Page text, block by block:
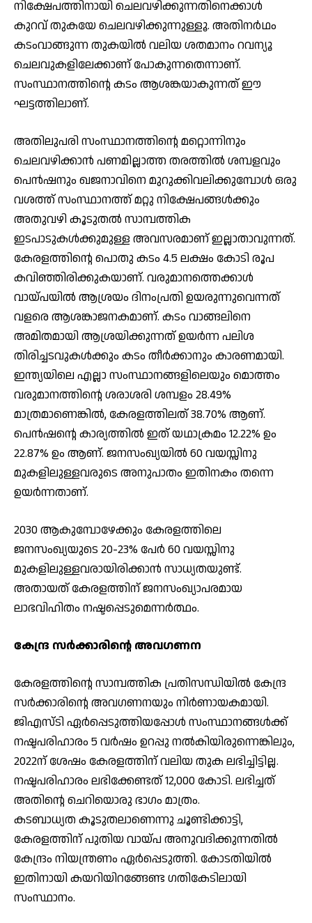
നിക്ഷേപത്തിനായി ചെലവഴിക്കുന്നതിനെക്കാള്‍
കുറവ് തുകയേ ചെലവഴിക്കുന്നുള്ളൂ. അതിനര്‍ഥം
കടംവാങ്ങുന്ന തുകയില്‍ വലിയ ശതമാനം റവന്യൂ
ചെലവുകളിലേക്കാണ് പോകുന്നതെന്നാണ്.
സംസ്ഥാനത്തിന്റെ കടം ആശങ്കയാകുന്നത് ഈ
ഘട്ടത്തിലാണ്.
അതിലുപരി സംസ്ഥാനത്തിന്റെ മറ്റൊന്നിനും
ചെലവഴിക്കാന്‍ പണമില്ലാത്ത തരത്തില്‍ ശമ്പളവും
പെന്‍ഷനും ഖജനാവിനെ മുറുക്കിവലിക്കുമ്പോള്‍ ഒരു
വശത്ത് സംസ്ഥാനത്ത് മറ്റു നിക്ഷേപങ്ങള്‍ക്കും
അതുവഴി കൂടുതല്‍ സാമ്പത്തിക
ഇടപാടുകള്‍ക്കുമുള്ള അവസരമാണ് ഇല്ലാതാവുന്നത്.
കേരളത്തിന്റെ പൊതു കടം 4.5 ലക്ഷം കോടി രൂപ
കവിഞ്ഞിരിക്കുകയാണ്. വരുമാനത്തെക്കാള്‍
വായ്പയില്‍ ആശ്രയം ദിനംപ്രതി ഉയരുന്നുവെന്നത്
വളരെ ആശങ്കാജനകമാണ്. കടം വാങ്ങലിനെ
അമിതമായി ആശ്രയിക്കുന്നത് ഉയര്‍ന്ന പലിശ
തിരിച്ചടവുകള്‍ക്കും കടം തീര്‍ക്കാനും കാരണമായി.
ഇന്ത്യയിലെ എല്ലാ സംസ്ഥാനങ്ങളിലെയും മൊത്തം
വരുമാനത്തിന്റെ ശരാശരി ശമ്പളം 28.49%
മാത്രമാണെങ്കില്‍, കേരളത്തിലത് 38.70% ആണ്.
പെന്‍ഷന്റെ കാര്യത്തില്‍ ഇത് യഥാക്രമം 12.22% ഉം
22.87% ഉം ആണ്. ജനസംഖ്യയില്‍ 60 വയസ്സിനു
മുകളിലുള്ളവരുടെ അനുപാതം ഇതിനകം തന്നെ
ഉയര്‍ന്നതാണ്.
2030 ആകുമ്പോഴേക്കും കേരളത്തിലെ
ജനസംഖ്യയുടെ 20-23% പേര്‍ 60 വയസ്സിനു
മുകളിലുള്ളവരായിരിക്കാന്‍ സാധ്യതയുണ്ട്.
അതായത് കേരളത്തിന് ജനസംഖ്യാപരമായ
ലാഭവിഹിതം നഷ്ടപ്പെടുമെന്നര്‍ത്ഥം.
കേന്ദ്ര സര്‍ക്കാരിന്റെ അവഗണന
കേരളത്തിന്റെ സാമ്പത്തിക പ്രതിസന്ധിയില്‍ കേന്ദ്ര
സര്‍ക്കാരിന്റെ അവഗണനയും നിര്‍ണായകമായി.
ജിഎസ്ടി ഏര്‍പ്പെടുത്തിയപ്പോള്‍ സംസ്ഥാനങ്ങള്‍ക്ക്
നഷ്ടപരിഹാരം 5 വര്‍ഷം ഉറപ്പു നല്‍കിയിരുന്നെങ്കിലും,
2022ന് ശേഷം കേരളത്തിന് വലിയ തുക ലഭിച്ചിട്ടില്ല.
നഷ്ടപരിഹാരം ലഭിക്കേണ്ടത് 12,000 കോടി. ലഭിച്ചത്
അതിന്റെ ചെറിയൊരു ഭാഗം മാത്രം.
കടബാധ്യത കൂടുതലാണെന്നു ചൂണ്ടിക്കാട്ടി,
കേരളത്തിന് പുതിയ വായ്പ അനുവദിക്കുന്നതില്‍
കേന്ദ്രം നിയന്ത്രണം ഏര്‍പ്പെടുത്തി. കോടതിയില്‍
ഇതിനായി കയറിയിറങ്ങേണ്ട ഗതികേടിലായി
സംസ്ഥാനം.